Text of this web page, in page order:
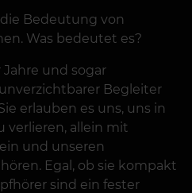
Bedeutung von
Was bedeutet es?
Jahre und sogar
Begleiter
erlauben es uns, uns in
verlieren, allein mit
und unseren
Egal, ob sie kompakt
sind ein fester